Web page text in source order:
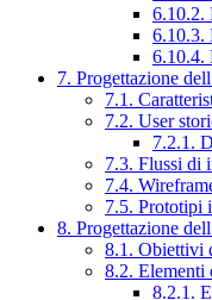
6.10.2.
6.10.3.
6.10.4.
7. Progettazione
7.1.
7.2. User
7.2.1.
7.3. Flussi di
7.4.
7.5. Prototipi
8. Progettazione
8.1. Obiettivi
8.2. Elementi
8.2.1.